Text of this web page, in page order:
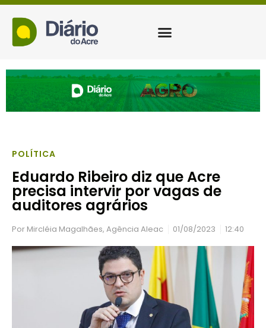
POLÍTICA
Eduardo Ribeiro diz que Acre
precisa intervir por vagas de
auditores agrários
Por Mircléia Magalhães, Agência Aleac 01/08/2023 12:40